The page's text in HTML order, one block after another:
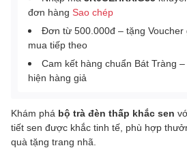
đơn hàng Sao chép
Đơn từ 500.000đ – tặng Voucher
mua tiếp theo
Cam kết hàng chuẩn Bát Tràng
hiện hàng giả
Khám phá bộ trà đèn thấp khắc sen
tiết sen được khắc tinh tế, phù hợp
quà tặng trang nhã.